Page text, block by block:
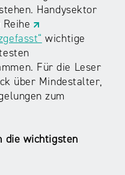
Handysektor
wichtige
Für die Leser
über Mindestalter,
zum
die wichtigsten